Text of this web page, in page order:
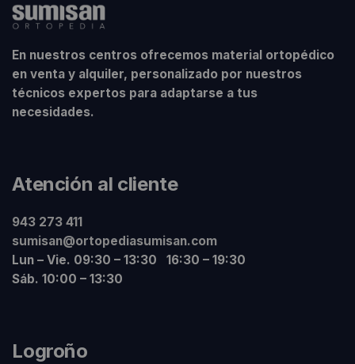
En nuestros centros ofrecemos material ortopédico
en venta y alquiler, personalizado por nuestros
técnicos expertos para adaptarse a tus
necesidades.
Atención al cliente
943 273 411
sumisan@ortopediasumisan.com
Lun – Vie. 09:30 – 13:30 16:30 – 19:30
Sáb. 10:00 – 13:30
Logroño